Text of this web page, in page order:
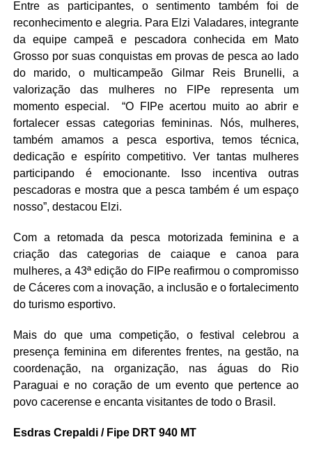
Entre as participantes, o sentimento também foi de
reconhecimento e alegria. Para Elzi Valadares, integrante
da equipe campeã e pescadora conhecida em Mato
Grosso por suas conquistas em provas de pesca ao lado
do marido, o multicampeão Gilmar Reis Brunelli, a
valorização das mulheres no FIPe representa um
momento especial. “O FIPe acertou muito ao abrir e
fortalecer essas categorias femininas. Nós, mulheres,
também amamos a pesca esportiva, temos técnica,
dedicação e espírito competitivo. Ver tantas mulheres
participando é emocionante. Isso incentiva outras
pescadoras e mostra que a pesca também é um espaço
nosso”, destacou Elzi.
Com a retomada da pesca motorizada feminina e a
criação das categorias de caiaque e canoa para
mulheres, a 43ª edição do FIPe reafirmou o compromisso
de Cáceres com a inovação, a inclusão e o fortalecimento
do turismo esportivo.
Mais do que uma competição, o festival celebrou a
presença feminina em diferentes frentes, na gestão, na
coordenação, na organização, nas águas do Rio
Paraguai e no coração de um evento que pertence ao
povo cacerense e encanta visitantes de todo o Brasil.
Esdras Crepaldi / Fipe DRT 940 MT